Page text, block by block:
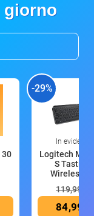
giorno
30
-29%
In evidenza
Logitech MX
S Tastiera
Wireless
119,99 €
84,99 €